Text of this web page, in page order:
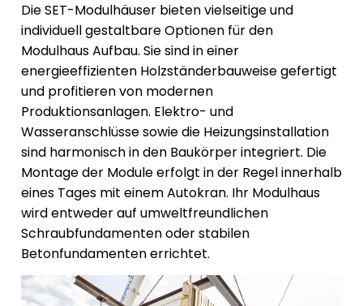
Die SET-Modulhäuser bieten vielseitige und
individuell gestaltbare Optionen für den
Modulhaus Aufbau. Sie sind in einer
energieeffizienten Holzständerbauweise gefertigt
und profitieren von modernen
Produktionsanlagen. Elektro- und
Wasseranschlüsse sowie die Heizungsinstallation
sind harmonisch in den Baukörper integriert. Die
Montage der Module erfolgt in der Regel innerhalb
eines Tages mit einem Autokran. Ihr Modulhaus
wird entweder auf umweltfreundlichen
Schraubfundamenten oder stabilen
Betonfundamenten errichtet.